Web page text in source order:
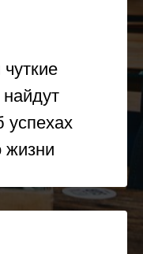
успехах
жизни